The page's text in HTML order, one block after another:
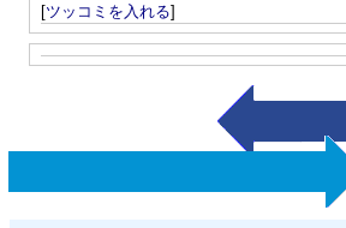
[ツッコミを入れる]